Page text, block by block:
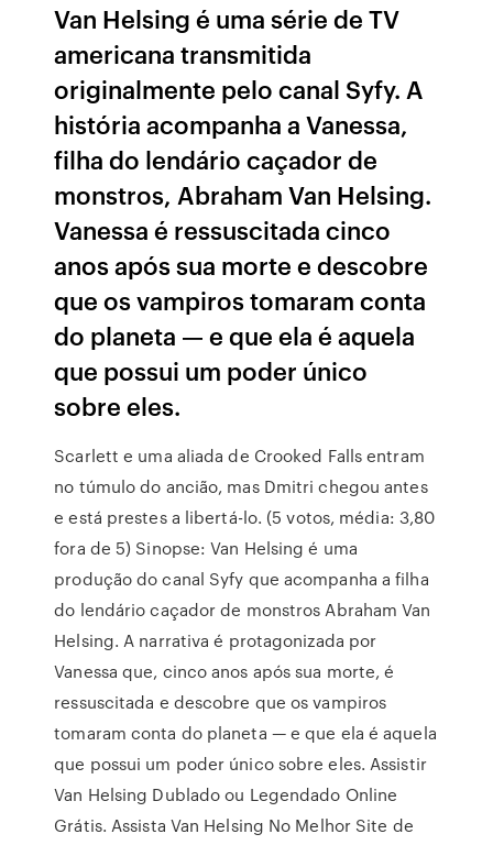
Van Helsing é uma série de TV
americana transmitida
originalmente pelo canal Syfy. A
história acompanha a Vanessa,
filha do lendário caçador de
monstros, Abraham Van Helsing.
Vanessa é ressuscitada cinco
anos após sua morte e descobre
que os vampiros tomaram conta
do planeta — e que ela é aquela
que possui um poder único
sobre eles.
Scarlett e uma aliada de Crooked Falls entram
no túmulo do ancião, mas Dmitri chegou antes
e está prestes a libertá-lo. (5 votos, média: 3,80
fora de 5) Sinopse: Van Helsing é uma
produção do canal Syfy que acompanha a filha
do lendário caçador de monstros Abraham Van
Helsing. A narrativa é protagonizada por
Vanessa que, cinco anos após sua morte, é
ressuscitada e descobre que os vampiros
tomaram conta do planeta — e que ela é aquela
que possui um poder único sobre eles. Assistir
Van Helsing Dublado ou Legendado Online
Grátis. Assista Van Helsing No Melhor Site de